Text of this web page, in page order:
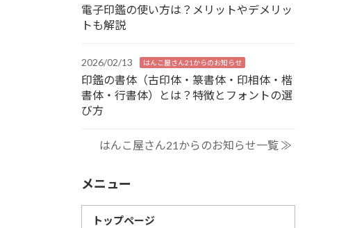
電子印鑑の使い方は？メリットやデメリッ
トも解説
2026/02/13 はんこ屋さん21からのお知らせ
印鑑の書体（古印体・篆書体・印相体・楷
書体・行書体）とは？特徴とフォントの選
び方
はんこ屋さん21からのお知らせ一覧 ≫
メニュー
トップページ